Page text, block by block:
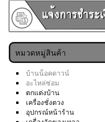
หมวดหมู่สินค้า
บ้านน็อคดาวน์
อะไหล่ซ่อม
ตกแต่งบ้าน
เครื่องชั่งตวง
อุปกรณ์หน้าร้าน